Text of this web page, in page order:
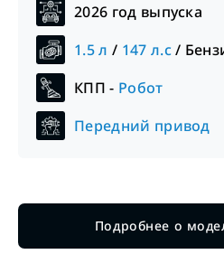
2026 год выпуска
1.5л / 147 л.с/
КПП - Робот
Передний привод
Подробнее о